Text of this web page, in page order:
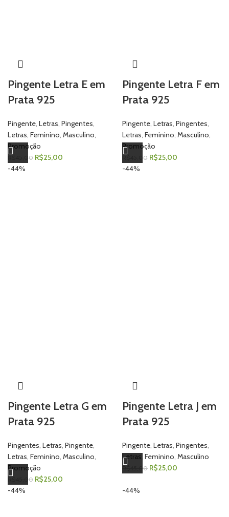
Pingente Letra E em
Prata 925
Pingente, Letras, Pingentes,
Letras, Feminino, Masculino,
Promoção
45,00 R$25,00
Pingente Letra F em
Prata 925
Pingente, Letras, Pingentes,
Letras, Feminino, Masculino,
Promoção
45,00 R$25,00
-44%
Pingente Letra G em
Prata 925
Pingentes, Letras, Pingente,
Letras, Feminino, Masculino,
Promoção
45,00 R$25,00
-44%
Pingente Letra J em
Prata 925
Pingente, Letras, Pingentes,
Letras, Feminino, Masculino
45,00 R$25,00
-44% -44%